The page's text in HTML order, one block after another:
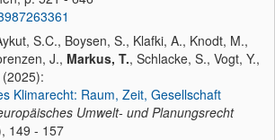
S.C., Boysen, S., Klafki, A., Knodt, M.,
J., Markus, T., Schlacke, S., Vogt, Y.,
Klimarecht: Raum, Zeit, Gesellschaft
Umwelt- und Planungsrecht
149 - 157